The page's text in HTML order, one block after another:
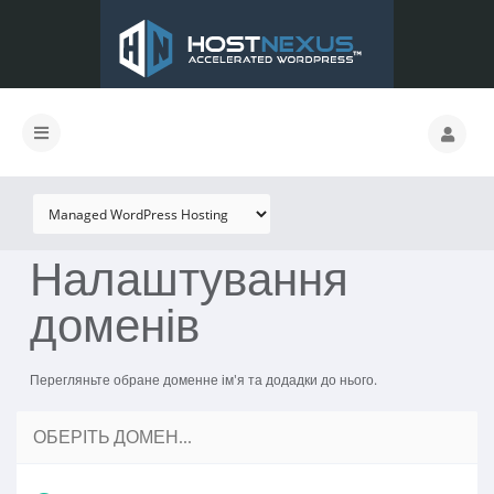
Налаштування
доменів
Перегляньте обране доменне ім'я та додадки до нього.
ОБЕРІТЬ ДОМЕН...